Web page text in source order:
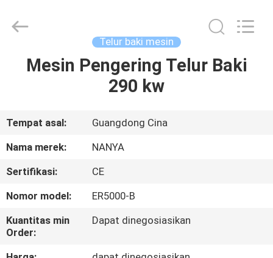
RUMAH
VIDEO
TAMPILAN
VR
TENTANG
Equipment
Telur baki mesin
Mesin Pengering Telur Baki
290 kw
Tempat asal:
Guangdong Cina
Nama merek:
NANYA
Sertifikasi:
CE
Nomor model:
ER5000-B
Kuantitas min
Order:
Dapat dinegosiasikan